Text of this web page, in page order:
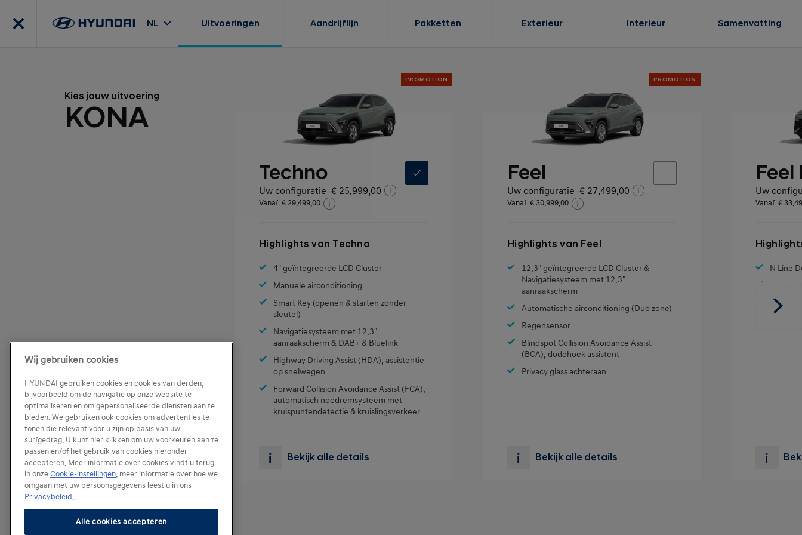
NL Uitvoeringen Aandrijflijn Pakketten Exterieur Interieur Samenvatting
Kies jouw uitvoering
KONA
PROMOTION
Techno
Uw configuratie € 25.999,00
Vanaf € 29.499,00
Highlights van Techno
4" geïntegreerde LCD Cluster
Manuele airconditioning
Smart Key (openen & starten zonder
sleutel)
Navigatiesysteem met 12.3"
aanraakscherm & DAB+ & Bluelink
Highway Driving Assist (HDA), assistentie
op snelwegen
Forward Collision Avoidance Assist (FCA),
automatisch noodremsysteem met
kruispuntendetectie & kruislingsverkeer
Bekijk alle details
PROMOTION
Feel
Uw configuratie € 27.499,00
Vanaf € 30.999,00
Highlights van Feel
12.3" geïntegreerde LCD Cluster &
Navigatiesysteem met 12.3"
aanraakscherm
Automatische airconditioning (Duo zone)
Regensensor
Blindspot Collision Avoidance Assist
(BCA), dodehoek assistent
Privacy glass achteraan
Bekijk alle details
Uw
Vanaf €
N Line
Wij gebruiken cookies
HYUNDAI gebruiken cookies en cookies van derden,
bijvoorbeeld om de navigatie op onze website te
optimaliseren en om gepersonaliseerde diensten aan te
bieden. We gebruiken ook cookies om advertenties te
tonen die relevant voor u zijn op basis van uw
surfgedrag. U kunt hier klikken om uw voorkeuren aan te
passen en/of het gebruik van cookies hieronder
accepteren. Meer informatie over cookies vindt u terug
in onzeCookie-instellingen, meer informatie over hoe we
omgaan met uw persoonsgegevens leest u in ons
Privacybeleid.
Alle cookies accepteren